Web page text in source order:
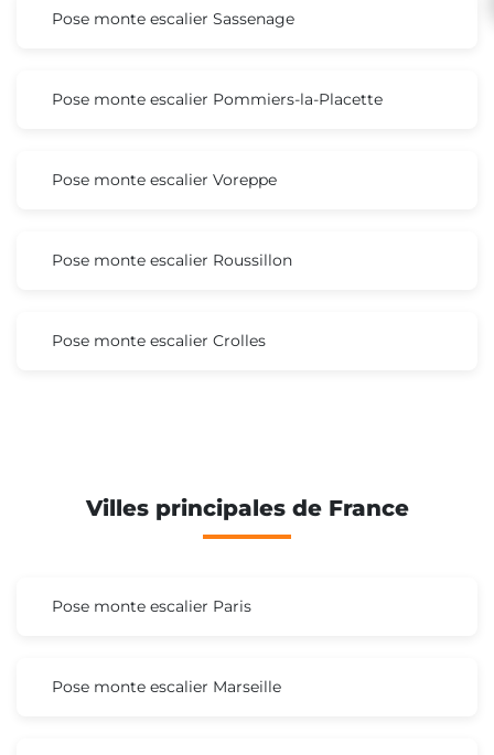
Pose monte escalier Sassenage
Pose monte escalier Pommiers-la-Placette
Pose monte escalier Voreppe
Pose monte escalier Roussillon
Pose monte escalier Crolles
Villes principales de France
Pose monte escalier Paris
Pose monte escalier Marseille